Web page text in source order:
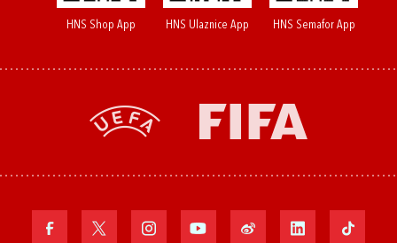
HNS Shop App HNS Ulaznice App HNS Semafor App